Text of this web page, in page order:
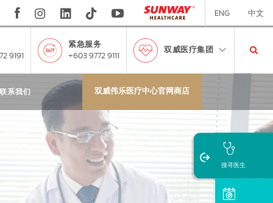
ENG 中文
9191
紧急服务
+603 9772 9111
双威医疗集团
联系我们 双威伟乐医疗中心官网商店
搜寻医生